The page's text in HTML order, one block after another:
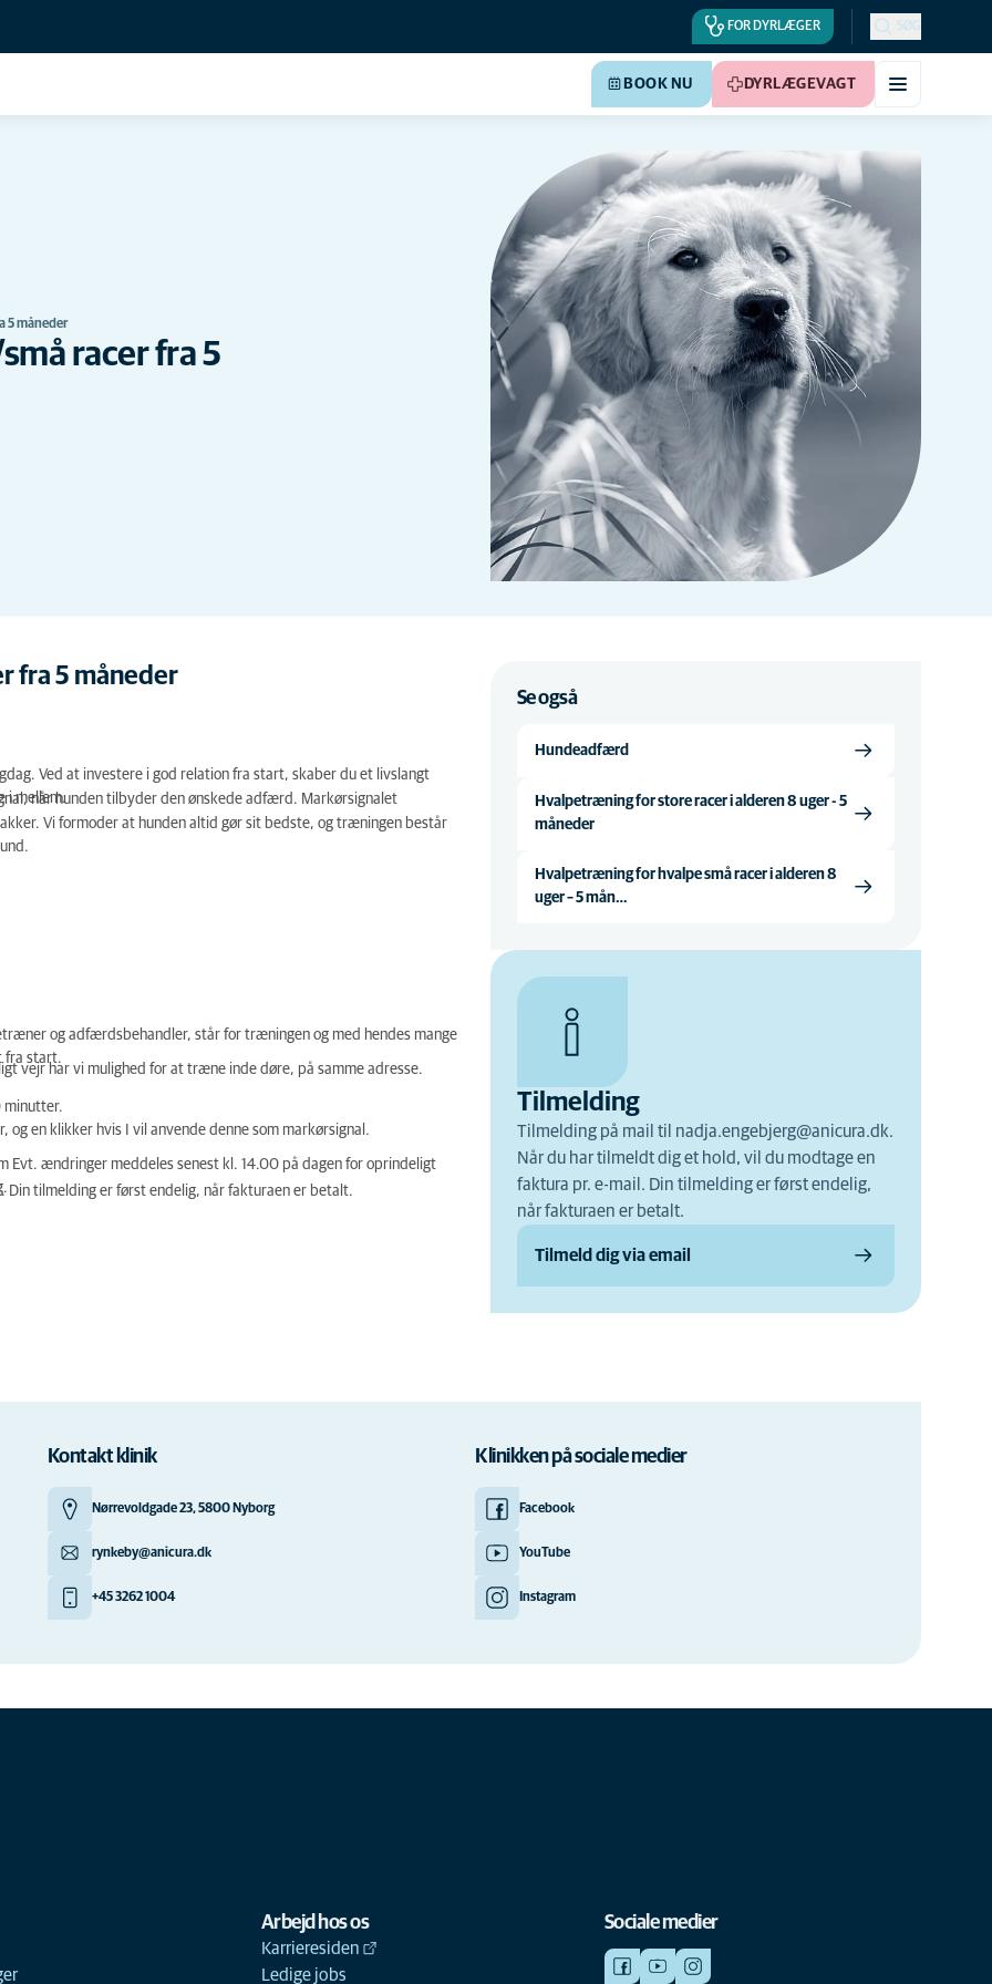
FOR DYRLÆGER SØG
BOOK NU DYRLÆGEVAGT
5 måneder
racer fra 5
fra 5 måneder
Ved at investere i god relation fra start, skaber du et livslangt
i mellem.
når hunden tilbyder den ønskede adfærd. Markørsignalet
Vi formoder at hunden altid gør sit bedste, og træningen består
og adfærdsbehandler, står for træningen og med hendes mange
fra start.
vejr har vi mulighed for at træne inde døre, på samme adresse.
minutter.
og en klikker hvis I vil anvende denne som markørsignal.
ændringer meddeles senest kl. 14.00 på dagen for oprindeligt
Din tilmelding er først endelig, når fakturaen er betalt.
Se også
Hundeadfærd
Hvalpetræning for store racer i alderen 8 uger - 5
måneder
Hvalpetræning for hvalpe små racer i alderen 8
uger – 5 mån…
Tilmelding
Tilmelding på mail til nadja.engebjerg@anicura.dk.
Når du har tilmeldt dig et hold, vil du modtage en
faktura pr. e-mail. Din tilmelding er først endelig,
når fakturaen er betalt.
Tilmeld dig via email
Kontakt klinik
Nørrevoldgade 23, 5800 Nyborg
rynkeby@anicura.dk
+45 3262 1004
Klinikken på sociale medier
Facebook
YouTube
Instagram
Arbejd hos os
Karrieresiden
Ledige jobs
Sociale medier